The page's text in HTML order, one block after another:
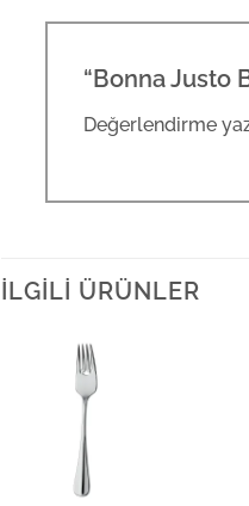
“Bonna Justo
Değerlendirme
İLGILI ÜRÜNLER